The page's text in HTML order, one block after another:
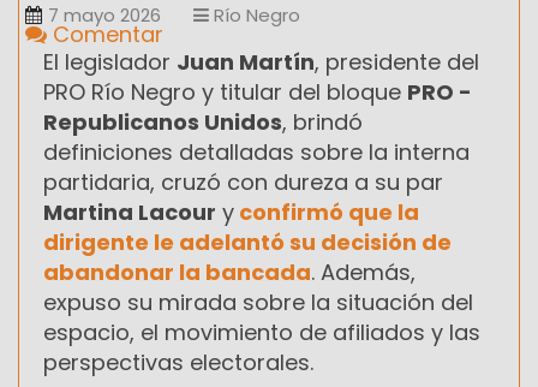
7 mayo 2026 Río Negro
Comentar
El legislador Juan Martín, presidente del
PRO Río Negro y titular del bloque PRO -
Republicanos Unidos, brindó
definiciones detalladas sobre la interna
partidaria, cruzó con dureza a su par
Martina Lacour y confirmó que la
dirigente le adelantó su decisión de
abandonar la bancada. Además,
expuso su mirada sobre la situación del
espacio, el movimiento de afiliados y las
perspectivas electorales.